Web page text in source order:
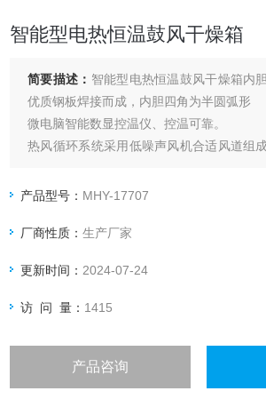
智能型电热恒温鼓风干燥箱
简要描述： 智能型电热恒温鼓风干燥箱内
优质钢板焊接而成，内胆四角为半圆弧形
微电脑智能数显控温仪、控温可靠。
热风循环系统采用低噪声风机合适风道组
产品型号： MHY-17707
厂商性质：生产厂家
更新时间： 2024-07-24
访 问 量： 1415
产品咨询